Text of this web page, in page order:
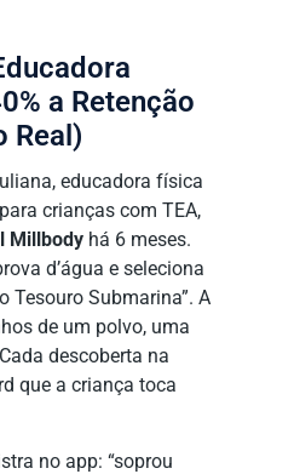
a Retenção
Real)
educadora física
crianças com TEA,
Millbody há 6 meses.
d’água e seleciona
Tesouro Submarina”. A
de um polvo, uma
descoberta na
que a criança toca
no app: “soprou